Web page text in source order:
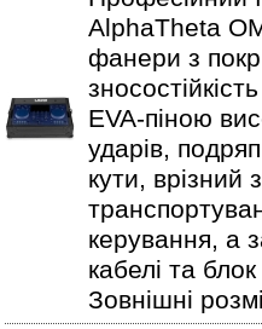
AlphaTheta
фанери з
EVA-піною
ударів,
кути,
керування, а
кабелі та
Зовнішні